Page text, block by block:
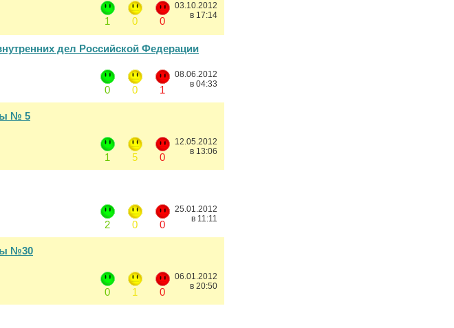
1 0 0
03.10.2012
в 17:14
дел Российской Федерации
0
0 1
08.06.2012
в 04:33
№ 5
1
5 0
12.05.2012
в 13:06
2
0 0
25.01.2012
в 11:11
№30
0
1 0
06.01.2012
в 20:50